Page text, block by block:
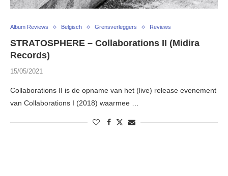
Album Reviews Belgisch Grensverleggers Reviews
STRATOSPHERE – Collaborations II (Midira
Records)
15/05/2021
Collaborations II is de opname van het (live) release evenement
van Collaborations I (2018) waarmee …